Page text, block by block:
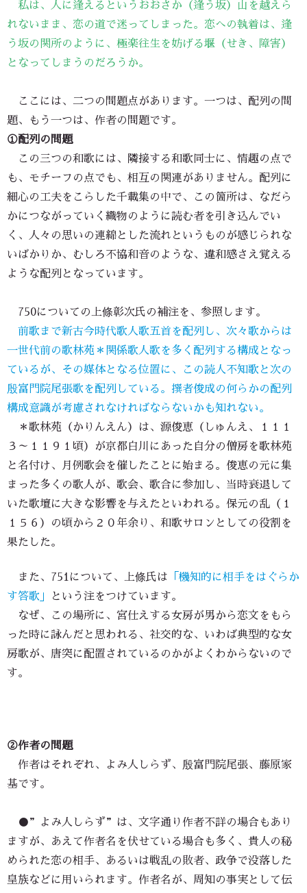
私は、人に逢えるというおおさか（逢う坂）山を越えら
れないまま、恋の道で迷ってしまった。恋への執着は、逢
う坂の関所のように、極楽往生を妨げる堰（せき、障害）
となってしまうのだろうか。
ここには、二つの問題点があります。一つは、配列の問
題、もう一つは、作者の問題です。
①配列の問題
この三つの和歌には、隣接する和歌同士に、情趣の点で
も、モチーフの点でも、相互の関連がありません。配列に
細心の工夫をこらした千載集の中で、この箇所は、なだら
かにつながっていく織物のように読む者を引き込んでい
く、人々の思いの連綿とした流れというものが感じられな
いばかりか、むしろ不協和音のような、違和感さえ覚える
ような配列となっています。
750についての上條彰次氏の補注を、参照します。
前歌まで新古今時代歌人歌五首を配列し、次々歌からは
一世代前の歌林苑＊関係歌人歌を多く配列する構成となっ
ているが、その媒体となる位置に、この読人不知歌と次の
殷富門院尾張歌を配列している。撰者俊成の何らかの配列
構成意識が考慮されなければならないかも知れない。
＊歌林苑（かりんえん）は、源俊恵（しゅんえ、１１１
３～１１９１頃）が京都白川にあった自分の僧房を歌林苑
と名付け、月例歌会を催したことに始まる。俊恵の元に集
まった多くの歌人が、歌会、歌合に参加し、当時衰退して
いた歌壇に大きな影響を与えたといわれる。保元の乱（１
１５６）の頃から２０年余り、和歌サロンとしての役割を
果たした。
また、751について、上條氏は 「機知的に相手をはぐらか
す答歌」
という注をつけています。
なぜ、この場所に、宮仕えする女房が男から恋文をもら
った時に詠んだと思われる、社交的な、いわば典型的な女
房歌が、唐突に配置されているのかがよくわからないので
す。
②作者の問題
作者はそれぞれ、よみ人しらず、殷富門院尾張、藤原家
基です。
●”よみ人しらず”は、文字通り作者不詳の場合もあり
ますが、あえて作者名を伏せている場合も多く、貴人の秘
められた恋の相手、あるいは戦乱の敗者、政争で没落した
皇族などに用いられます。作者名が、周知の事実として伝